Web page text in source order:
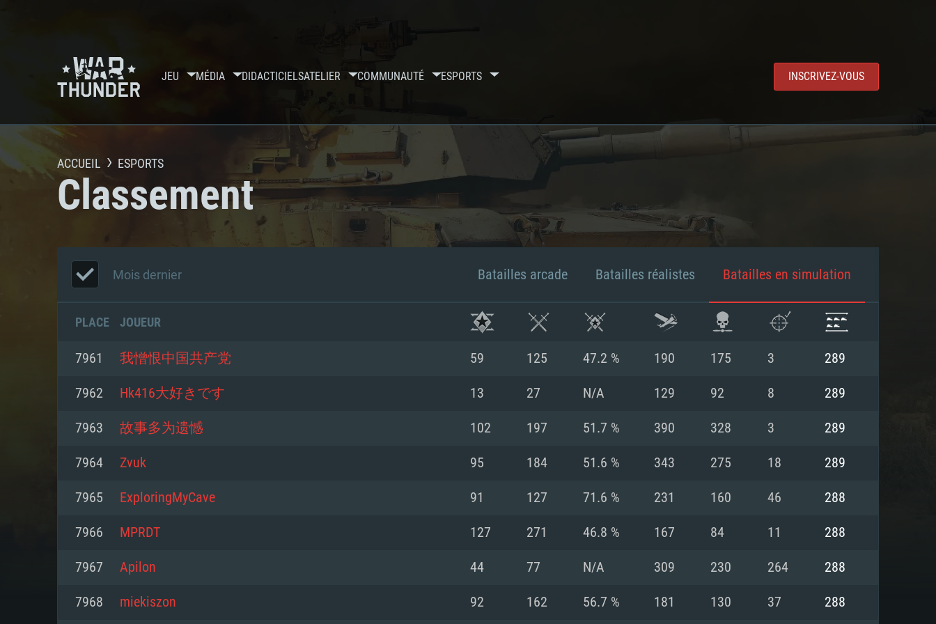
JEU MÉDIA DIDACTICIELSATELIER COMMUNAUTÉ ESPORTS INSCRIVEZ-VOUS
CONFIGURATION SYSTÈME REQUISE
ACCUEIL ESPORTS
Classement
Mois dernier Batailles arcade Batailles réalistes Batailles en simulation
PLACE JOUEUR
7961 我憎恨中国共产党 59 125 47.2 % 190 175 3 289
7962 Hk416大好きです 13 27 N/A 129 92 8 289
7963 故事多为遗憾 102 197 51.7 % 390 328 3 289
7964 Zvuk 95 184 51.6 % 343 275 18 289
7965 ExploringMyCave 91 127 71.6 % 231 160 46 288
7966 MPRDT 127 271 46.8 % 167 84 11 288
7967 Apilon 44 77 N/A 309 230 264 288
7968 miekiszon 92 162 56.7 % 181 130 37 288